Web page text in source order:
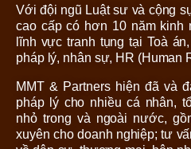
Với đội ngũ Luật sư và cộng
cao cấp có hơn 10 năm kinh
lĩnh vực tranh tụng tại Toà
pháp lý, nhân sự, HR (Human
MMT & Partners hiện đã và
pháp lý cho nhiều cá nhân,
nhỏ trong và ngoài nước,
xuyên cho doanh nghiệp; tư